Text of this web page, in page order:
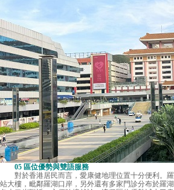
05 區位優勢與雙語服務
對於香港居民而言，愛康健地理位置十分便利。羅
站大樓，毗鄰羅湖口岸，另外還有多家門診分布於羅